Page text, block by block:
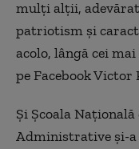
mulți alții,
patriotism și
acolo, lângă cei
pe Facebook Victor
Și Școala
Administrative și-